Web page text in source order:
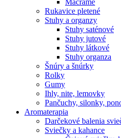
Macrame
Rukavice pletené
Stuhy a organzy
Stuhy saténové
Stuhy jutové
Stuhy látkové
Stuhy organza
Šnúry a šnúrky
Rolky
Gumy
Ihly, nite, lemovky
Pančuchy, silonky,
Aromaterapia
Darčekové balenia
Sviečky a kahance